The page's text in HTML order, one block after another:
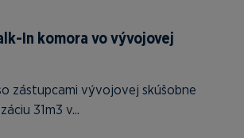
In komora vo vývojovej
zástupcami vývojovej skúšobne
31m3 v...